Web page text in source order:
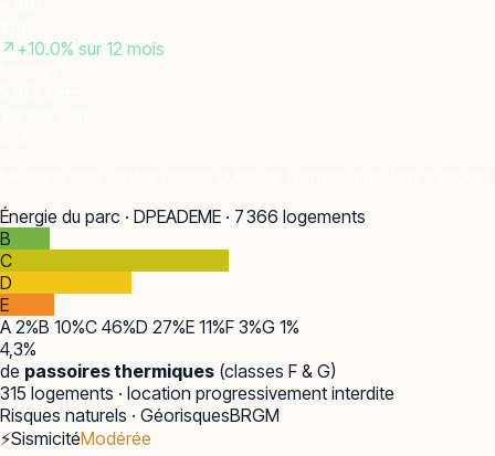
↗ +10.0% sur 12 mois
Énergie du parc · DPEADEME · 7 366 logements
B
C
D
E
A 2%B 10%C 46%D 27%E 11%F 3%G 1%
4,3%
de passoires thermiques (classes F & G)
315 logements · location progressivement interdite
Risques naturels · GéorisquesBRGM
⚡SismicitéModérée